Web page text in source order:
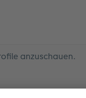
anzuschauen.